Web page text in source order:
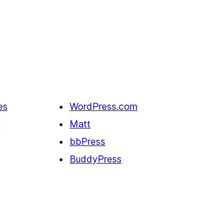
WordPress.com
Matt
bbPress
BuddyPress